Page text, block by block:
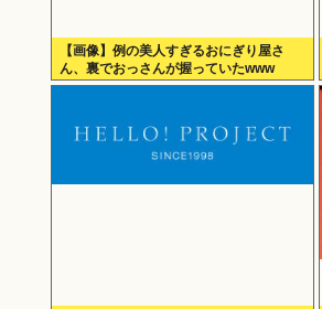
【画像】例の美人すぎるおにぎり屋さ
ん、裏でおっさんが握っていたwww